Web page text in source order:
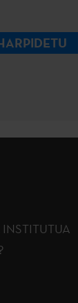
INSTITUTUA